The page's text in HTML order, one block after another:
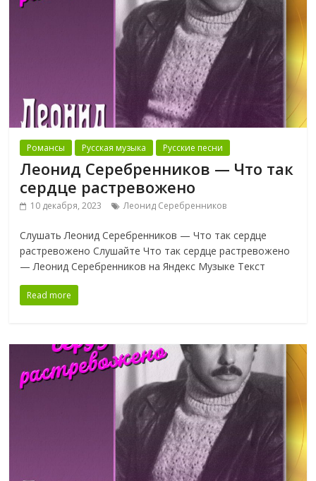
Романсы Русская музыка Русские песни
Леонид Серебренников — Что так
сердце растревожено
10 декабря, 2023 Леонид Серебренников
Слушать Леонид Серебренников — Что так сердце
растревожено Слушайте Что так сердце растревожено
— Леонид Серебренников на Яндекс Музыке Текст
Read more